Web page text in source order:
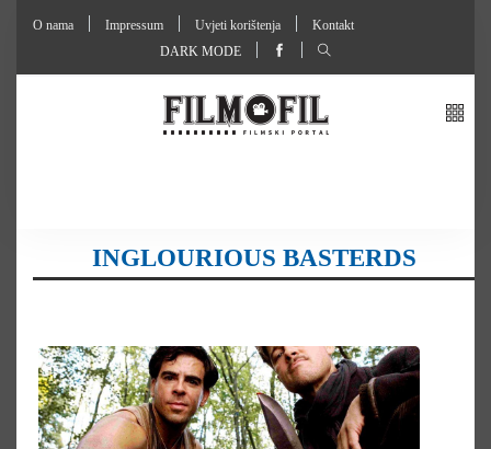
O nama Impressum Uvjeti korištenja
Kontakt
DARK MODE
INGLOURIOUS BASTERDS